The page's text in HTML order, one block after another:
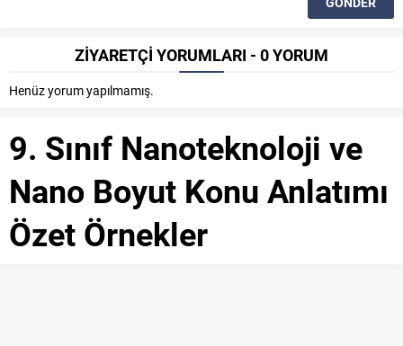
ZİYARETÇİ YORUMLARI - 0 YORUM
Henüz yorum yapılmamış.
9. Sınıf Nanoteknoloji ve
Nano Boyut Konu Anlatımı
Özet Örnekler